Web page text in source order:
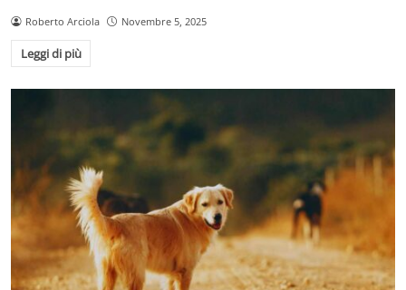
Roberto Arciola Novembre 5, 2025
Leggi di più